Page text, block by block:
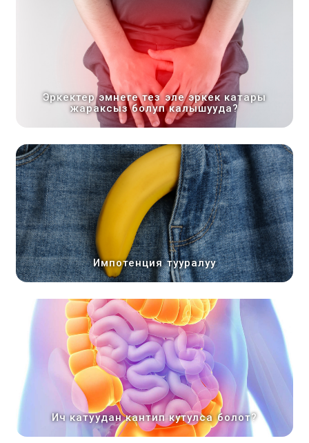
Эркектер эмнеге тез эле эркек катары
жараксыз болуп калышууда?
Импотенция тууралуу
Ич катуудан кантип кутулса болот?